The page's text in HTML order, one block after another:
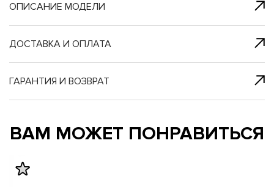
клик
и в
наш
ОПИСАНИЕ МОДЕЛИ
ДОСТАВКА И ОПЛАТА
ГАРАНТИЯ И ВОЗВРАТ
ВАМ МОЖЕТ ПОНРАВИТЬСЯ
с нами
и в
наш